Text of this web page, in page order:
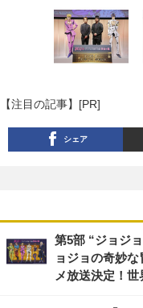
【注目の記事】[PR]
シェア
第5部 “ジョジ
ョジョの奇妙
メ放送決定！